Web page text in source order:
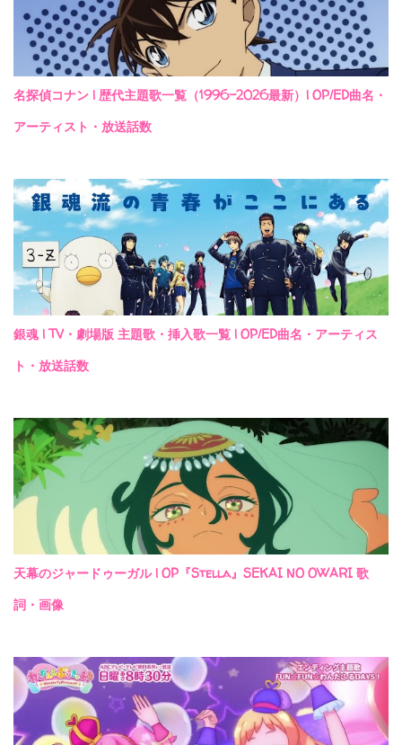
名探偵コナン | 歴代主題歌一覧（1996-2026最新）| OP/ED曲名・
アーティスト・放送話数
銀魂 | TV・劇場版 主題歌・挿入歌一覧 | OP/ED曲名・アーティス
ト・放送話数
天幕のジャードゥーガル | OP『Stella』SEKAI NO OWARI 歌
詞・画像